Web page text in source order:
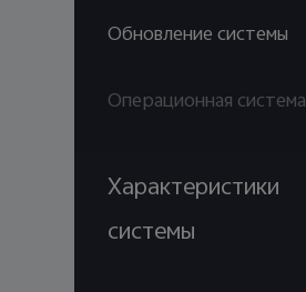
Обновление системы
Операционная система
Характеристики
системы